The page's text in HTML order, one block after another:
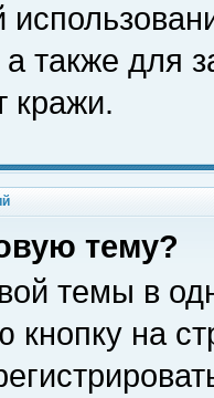
а также для
кражи.
тему?
темы в
кнопку на